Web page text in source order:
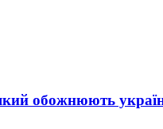
обожнюють